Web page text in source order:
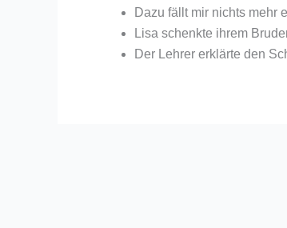
Dazu fällt mir nichts mehr
Lisa schenkte ihrem
Der Lehrer erklärte den